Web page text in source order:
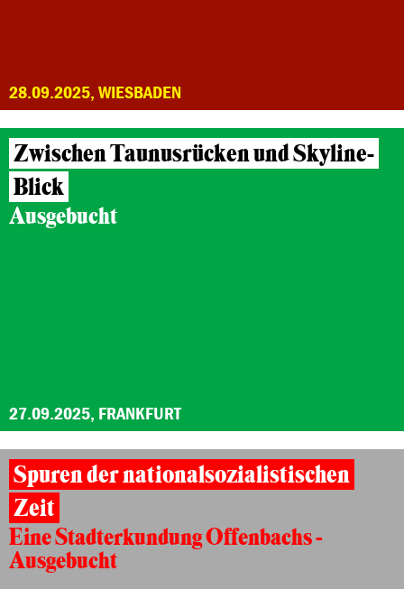
28.09.2025, WIESBADEN
Zwischen Taunusrücken und Skyline-
Blick
Ausgebucht
27.09.2025, FRANKFURT
Spuren der nationalsozialistischen
Zeit
Eine Stadterkundung Offenbachs -
Ausgebucht